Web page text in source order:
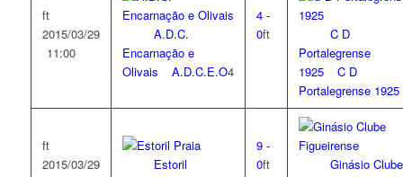
ft
2015/03/29
11:00
A.D.C.
Encarnação e
Olivais
A.D.C.E.O4
4-
0ft
C D
Portalegrense
1925
C D
Portalegrense 1925
ft
2015/03/29
Estoril
9-
0ft
Ginásio Clube